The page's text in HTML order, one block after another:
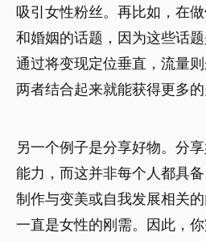
吸引女性粉丝。再比如，在
和婚姻的话题，因为这些话题
通过将变现定位垂直，流量
两者结合起来就能获得更多的
另一个例子是分享好物。分
能力，而这并非每个人都具
制作与变美或自我发展相关
一直是女性的刚需。因此，